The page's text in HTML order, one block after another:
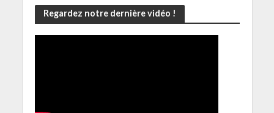
Regardez notre dernière vidéo !